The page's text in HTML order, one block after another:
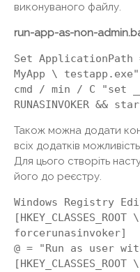
виконуваного файлу.
run-app-as-non-
Set
MyApp \ testapp.exe"
cmd / min / C "set
RUNASINVOKER &&
Також можна додати
всіх додатків
Для цього створіть
його до реєстру.
Windows Registry
forcerunasinvoker]
@ = "Run as user